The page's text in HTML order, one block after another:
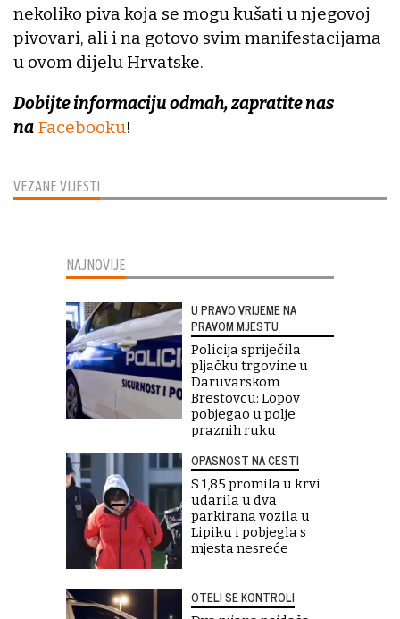
VEZANE VIJESTI
nekoliko piva koja se mogu kušati u njegovoj
pivovari, ali i na gotovo svim manifestacijama
u ovom dijelu Hrvatske.
Dobijte informaciju odmah, zapratite nas
na Facebooku!
NAJNOVIJE
U PRAVO VRIJEME NA
PRAVOM MJESTU
Policija spriječila
pljačku trgovine u
Daruvarskom
Brestovcu: Lopov
pobjegao u polje
praznih ruku
OPASNOST NA CESTI
S 1,85 promila u krvi
udarila u dva
parkirana vozila u
Lipiku i pobjegla s
mjesta nesreće
OTELI SE KONTROLI